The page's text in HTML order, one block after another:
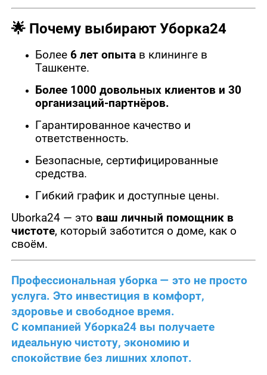
🌟 Почему выбирают Уборка24
Более 6 лет опытав клининге в
Ташкенте.
Более 1000 довольных клиентов и 30
организаций-партнёров.
Гарантированное качество и
ответственность.
Безопасные, сертифицированные
средства.
Гибкий график и доступные цены.
Uborka24 — это ваш личный помощник в
чистоте, который заботится о доме, как о
своём.
Профессиональная уборка — это не просто
услуга. Это инвестиция в комфорт,
здоровье и свободное время.
С компанией Уборка24вы получаете
идеальную чистоту, экономию и
спокойствие без лишних хлопот.